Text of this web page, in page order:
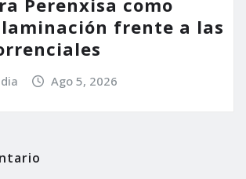
Perenxisa como
laminación frente a las
Ago 5, 2026